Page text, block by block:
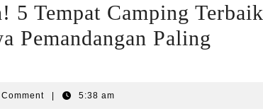
5 Tempat Camping Terbaik
Pemandangan Paling
5:38 am